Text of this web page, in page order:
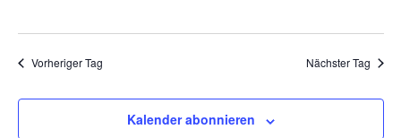
Vorheriger Tag Nächster Tag
Kalender abonnieren